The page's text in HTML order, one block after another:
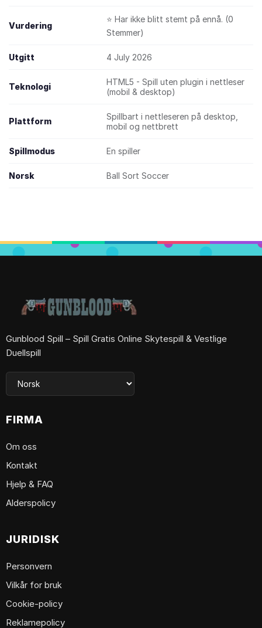
Vurdering
⭐ Har ikke blitt stemt på ennå. (0
Stemmer)
Utgitt 4 July 2026
Teknologi
HTML5 - Spill uten plugin i nettleser
(mobil & desktop)
Plattform
Spillbart i nettleseren på desktop,
mobil og nettbrett
Spillmodus En spiller
Norsk Ball Sort Soccer
Gunblood Spill – Spill Gratis Online Skytespill & Vestlige
Duellspill
FIRMA
Om oss
Kontakt
Hjelp & FAQ
Alderspolicy
JURIDISK
Personvern
Vilkår for bruk
Cookie-policy
Reklamepolicy